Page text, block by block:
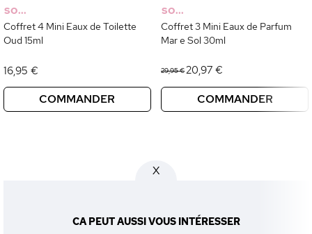
SO...
Coffret 4 Mini Eaux de Toilette
Oud 15ml
16,95 €
COMMANDER
SO...
Coffret 3 Mini Eaux de Parfum
Mar e Sol 30ml
29,95 €20,97 €
COMMANDER
X
CA PEUT AUSSI VOUS INTÉRESSER